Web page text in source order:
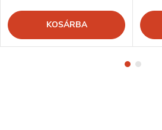
KOSÁRBA